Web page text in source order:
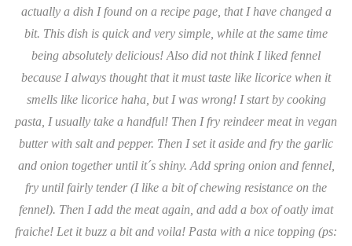
actually a dish I found on a recipe page, that I have changed a
bit. This dish is quick and very simple, while at the same time
being absolutely delicious! Also did not think I liked fennel
because I always thought that it must taste like licorice when it
smells like licorice haha, but I was wrong! I start by cooking
pasta, I usually take a handful! Then I fry reindeer meat in vegan
butter with salt and pepper. Then I set it aside and fry the garlic
and onion together until it´s shiny. Add spring onion and fennel,
fry until fairly tender (I like a bit of chewing resistance on the
fennel). Then I add the meat again, and add a box of oatly imat
fraiche! Let it buzz a bit and voila! Pasta with a nice topping (ps: